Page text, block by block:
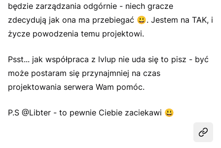
będzie zarządzania odgórnie - niech gracze
zdecydują jak ona ma przebiegać 😃. Jestem na TAK, i
życze powodzenia temu projektowi.
Psst... jak współpraca z lvlup nie uda się to pisz - być
może postaram się przynajmniej na czas
projektowania serwera Wam pomóc.
P.S @Libter - to pewnie Ciebie zaciekawi 😃